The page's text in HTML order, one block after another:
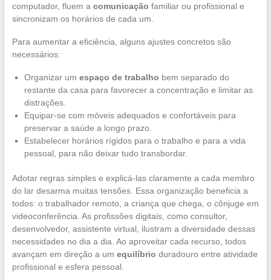
computador, fluem a comunicação familiar ou profissional e
sincronizam os horários de cada um.
Para aumentar a eficiência, alguns ajustes concretos são
necessários:
Organizar um espaço de trabalho bem separado do
restante da casa para favorecer a concentração e limitar as
distrações.
Equipar-se com móveis adequados e confortáveis para
preservar a saúde a longo prazo.
Estabelecer horários rígidos para o trabalho e para a vida
pessoal, para não deixar tudo transbordar.
Adotar regras simples e explicá-las claramente a cada membro
do lar desarma muitas tensões. Essa organização beneficia a
todos: o trabalhador remoto, a criança que chega, o cônjuge em
videoconferência. As profissões digitais, como consultor,
desenvolvedor, assistente virtual, ilustram a diversidade dessas
necessidades no dia a dia. Ao aproveitar cada recurso, todos
avançam em direção a um equilíbrio duradouro entre atividade
profissional e esfera pessoal.